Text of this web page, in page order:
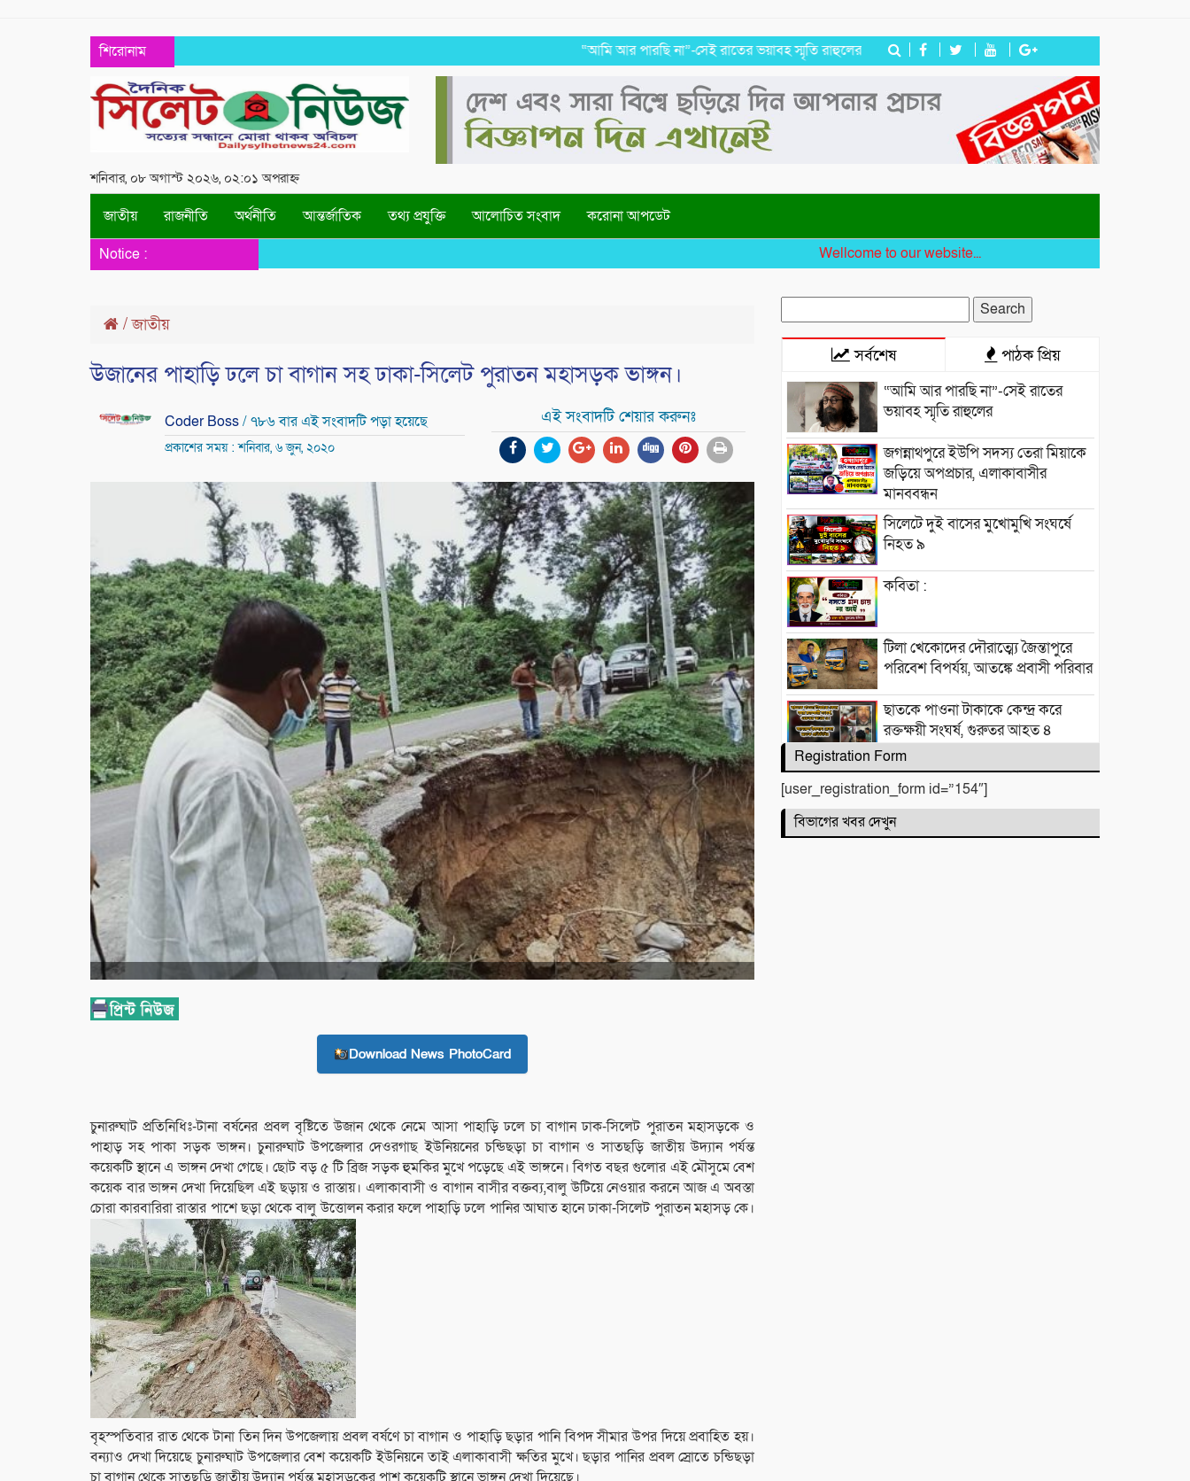
শিরোনাম “আমি আর পারছি না”-সেই রাতের ভয়াবহ স্মৃতি রাহুলের জগন্নাথপুরে ইউপি সদস্য তেরা মিয়াকে জড়িয়ে অপপ্রচার,
শনিবার, ০৮ অগাস্ট ২০২৬, ০২:০১ অপরাহ্ন
জাতীয় রাজনীতি অর্থনীতি আন্তর্জাতিক তথ্য প্রযুক্তি আলোচিত সংবাদ
করোনা আপডেট
Notice :
Wellcome to our website...
/জাতীয়
উজানের পাহাড়ি ঢলে চা বাগান সহ ঢাকা-সিলেট পুরাতন মহাসড়ক ভাঙ্গন।
Coder Boss/ ৭৮৬ বার এই সংবাদটি পড়া হয়েছে
প্রকাশের সময় : শনিবার, ৬ জুন, ২০২০
এই সংবাদটি শেয়ার করুনঃ
Download News PhotoCard
চুনারুঘাট প্রতিনিধিঃ-টানা বর্ষনের প্রবল বৃষ্টিতে উজান থেকে নেমে আসা পাহাড়ি ঢলে চা বাগান ঢাক-সিলেট পুরাতন মহাসড়কে ও
পাহাড় সহ পাকা সড়ক ভাঙ্গন। চুনারুঘাট উপজেলার দেওরগাছ ইউনিয়নের চন্ডিছড়া চা বাগান ও সাতছড়ি জাতীয় উদ্যান পর্যন্ত
কয়েকটি স্থানে এ ভাঙ্গন দেখা গেছে। ছোট বড় ৫ টি ব্রিজ সড়ক হুমকির মুখে পড়েছে এই ভাঙ্গনে। বিগত বছর গুলোর এই মৌসুমে বেশ
কয়েক বার ভাঙ্গন দেখা দিয়েছিল এই ছড়ায় ও রাস্তায়। এলাকাবাসী ও বাগান বাসীর বক্তব্য,বালু উটিয়ে নেওয়ার করনে আজ এ অবস্তা
চোরা কারবারিরা রাস্তার পাশে ছড়া থেকে বালু উত্তোলন করার ফলে পাহাড়ি ঢলে পানির আঘাত হানে ঢাকা-সিলেট পুরাতন মহাসড় কে।
বৃহস্পতিবার রাত থেকে টানা তিন দিন উপজেলায় প্রবল বর্ষণে চা বাগান ও পাহাড়ি ছড়ার পানি বিপদ সীমার উপর দিয়ে প্রবাহিত হয়।
বন্যাও দেখা দিয়েছে চুনারুঘাট উপজেলার বেশ কয়েকটি ইউনিয়নে তাই এলাকাবাসী ক্ষতির মুখে। ছড়ার পানির প্রবল স্রোতে চন্ডিছড়া
for:
সর্বশেষ পাঠক প্রিয়
“আমি আর পারছি না”-সেই রাতের
ভয়াবহ স্মৃতি রাহুলের
জগন্নাথপুরে ইউপি সদস্য তেরা মিয়াকে
জড়িয়ে অপপ্রচার, এলাকাবাসীর
মানববন্ধন
সিলেটে দুই বাসের মুখোমুখি সংঘর্ষে
নিহত ৯
কবিতা :
টিলা খেকোদের দৌরাত্ম্যে জৈন্তাপুরে
পরিবেশ বিপর্যয়, আতঙ্কে প্রবাসী পরিবার
‎​ছাতকে পাওনা টাকাকে কেন্দ্র করে
রক্তক্ষয়ী সংঘর্ষ, গুরুতর আহত ৪
মনু সেচ প্রকল্পের জলাবদ্ধতা নিয়ে
কৃষকদের প্রতিবাদ
জগন্নাথপুরে নৌকা ডুবিতে নিহত
Registration Form
[user_registration_form id=”154″]
বিভাগের খবর দেখুন